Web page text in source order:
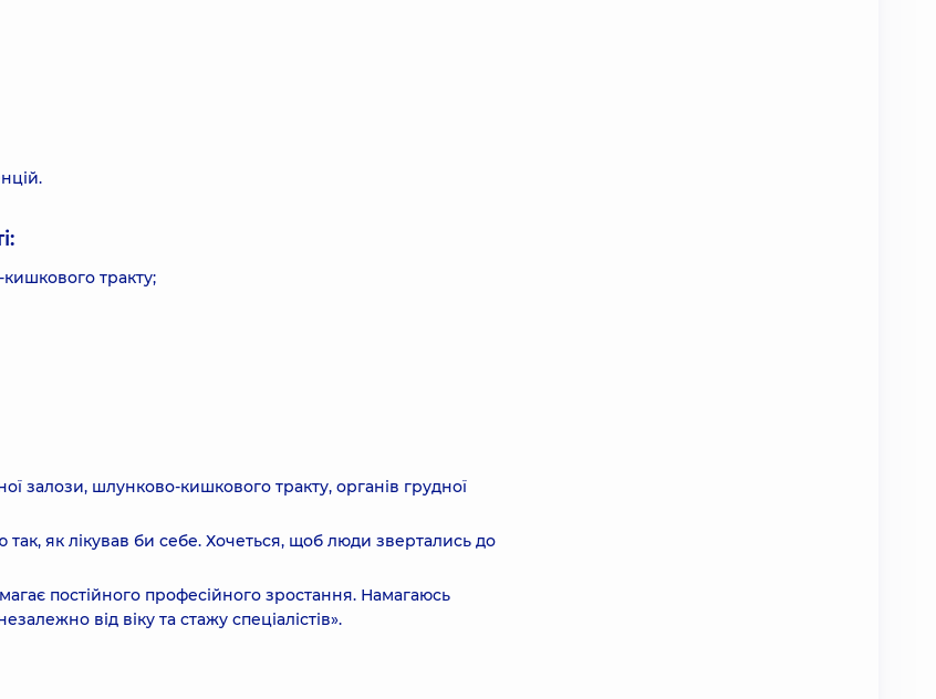
тракту;
залози, шлунково-кишкового тракту, органів грудної
як лікував би себе. Хочеться, щоб люди звертались до
постійного професійного зростання. Намагаюсь
від віку та стажу спеціалістів».